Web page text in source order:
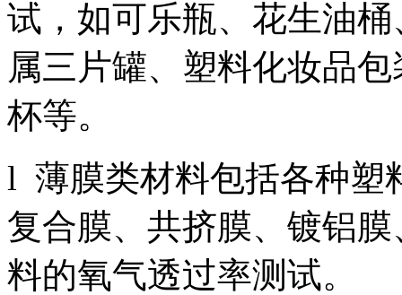
试，如可乐瓶、花生油
属三片罐、塑料化妆品
杯等。
l 薄膜类材料包括各种塑
复合膜、共挤膜、镀铝
料的氧气透过率测试。